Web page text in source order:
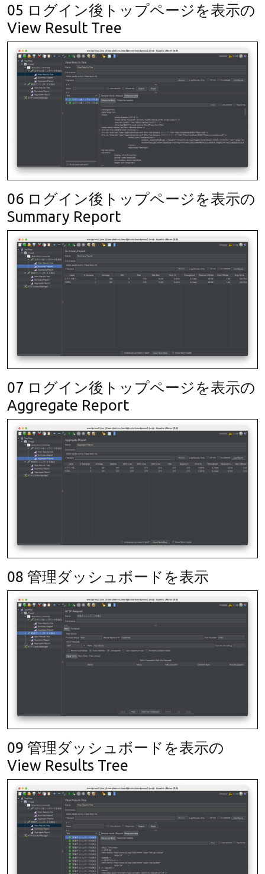
05 ログイン後トップページを表示の
View Result Tree
06 ログイン後トップページを表示の
Summary Report
07 ログイン後トップページを表示の
Aggregate Report
08 管理ダッシュボードを表示
09 管理ダッシュボードを表示の
View Results Tree